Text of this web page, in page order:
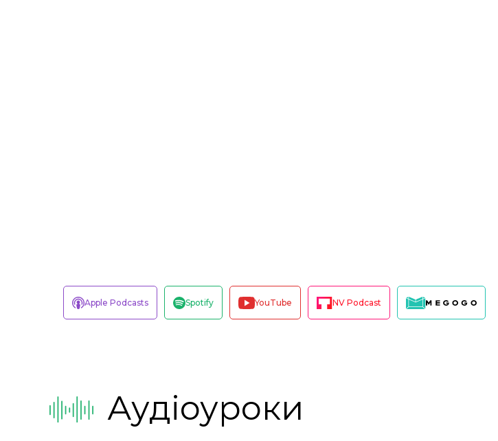
Apple Podcasts Spotify YouTube NV Podcast
Аудіоуроки